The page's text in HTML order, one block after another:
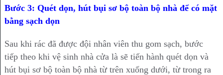
Bước 3: Quét dọn, hút bụi sơ bộ toàn bộ nhà để có mặt
bằng sạch dọn
Sau khi rác đã được đội nhân viên thu gom sạch, bước
tiếp theo khi vệ sinh nhà cửa là sẽ tiến hành quét dọn và
hút bụi sơ bộ toàn bộ nhà từ trên xuống dưới, từ trong ra